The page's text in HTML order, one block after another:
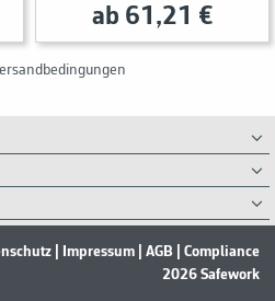
ab 61,21 €
Impressum AGB
Compliance
2026 Safework